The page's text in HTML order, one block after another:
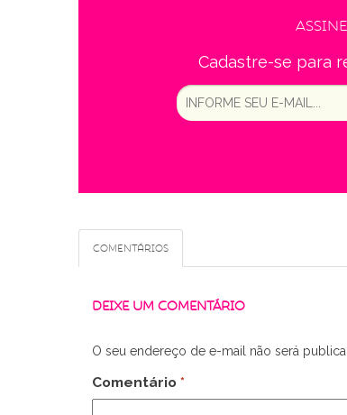
Cadastre-se para
Comentários
DEIXE UM COMENTÁRIO
O seu endereço de e-mail não será
Comentário *